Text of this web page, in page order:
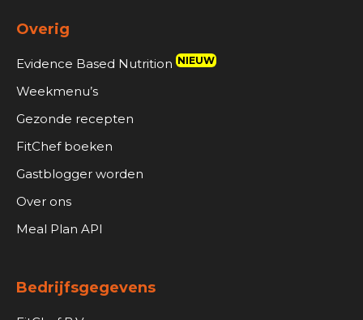
Overig
Evidence Based Nutrition NIEUW
Weekmenu’s
Gezonde recepten
FitChef boeken
Gastblogger worden
Over ons
Meal Plan API
Bedrijfsgegevens